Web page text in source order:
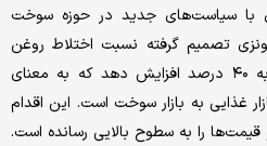
با سیاست‌های جدید در حوزه سوخت
تصمیم گرفته نسبت اختلاط روغن
پالم در سوخت را از ۳۵ درصد به ۴۰ درصد افزایش دهد که به معنای
غذایی به بازار سوخت است. این اقدام
را به سطوح بالایی رسانده است.